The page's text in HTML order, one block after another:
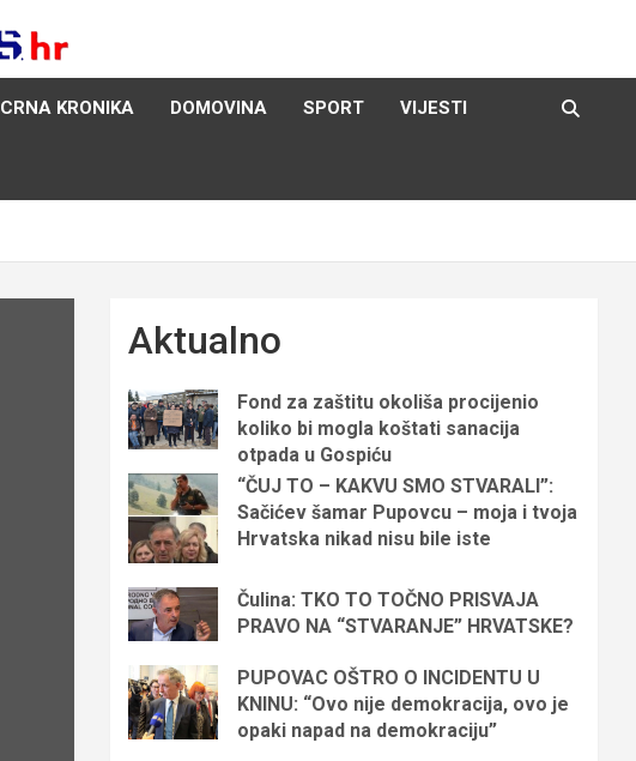
CRNA KRONIKA DOMOVINA SPORT VIJESTI
Aktualno
Fond za zaštitu okoliša procijenio
koliko bi mogla koštati sanacija
otpada u Gospiću
“ČUJ TO – KAKVU SMO STVARALI”:
Sačićev šamar Pupovcu – moja i tvoja
Hrvatska nikad nisu bile iste
Čulina: TKO TO TOČNO PRISVAJA
PRAVO NA “STVARANJE” HRVATSKE?
PUPOVAC OŠTRO O INCIDENTU U
KNINU: “Ovo nije demokracija, ovo je
opaki napad na demokraciju”